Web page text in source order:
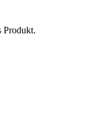
Produkt.